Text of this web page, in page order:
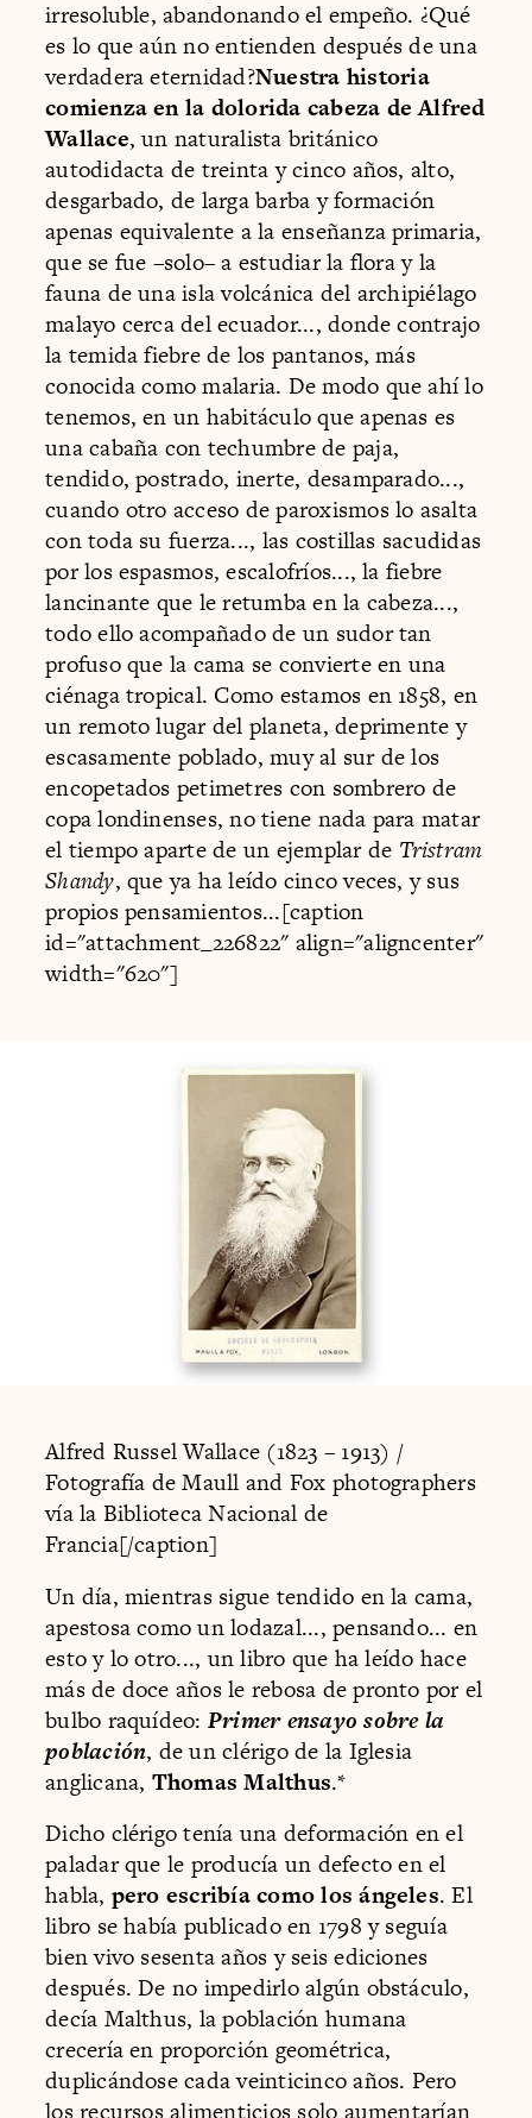
irresoluble, abandonando el empeño. ¿Qué
es lo que aún no entienden después de una
verdadera eternidad?Nuestra historia
comienza en la dolorida cabeza de Alfred
Wallace, un naturalista británico
autodidacta de treinta y cinco años, alto,
desgarbado, de larga barba y formación
apenas equivalente a la enseñanza primaria,
que se fue –solo– a estudiar la flora y la
fauna de una isla volcánica del archipiélago
malayo cerca del ecuador..., donde contrajo
la temida fiebre de los pantanos, más
conocida como malaria. De modo que ahí lo
tenemos, en un habitáculo que apenas es
una cabaña con techumbre de paja,
tendido, postrado, inerte, desamparado...,
cuando otro acceso de paroxismos lo asalta
con toda su fuerza..., las costillas sacudidas
por los espasmos, escalofríos..., la fiebre
lancinante que le retumba en la cabeza...,
todo ello acompañado de un sudor tan
profuso que la cama se convierte en una
ciénaga tropical. Como estamos en 1858, en
un remoto lugar del planeta, deprimente y
escasamente poblado, muy al sur de los
encopetados petimetres con sombrero de
copa londinenses, no tiene nada para matar
el tiempo aparte de un ejemplar de Tristram
Shandy, que ya ha leído cinco veces, y sus
propios pensamientos...[caption
id="attachment_226822" align="aligncenter"
width="620"]
Alfred Russel Wallace (1823 – 1913) /
Fotografía de Maull and Fox photographers
vía la Biblioteca Nacional de
Francia[/caption]
Un día, mientras sigue tendido en la cama,
apestosa como un lodazal..., pensando... en
esto y lo otro..., un libro que ha leído hace
más de doce años le rebosa de pronto por el
bulbo raquídeo: Primer ensayo sobre la
población, de un clérigo de la Iglesia
anglicana, Thomas Malthus.*
Dicho clérigo tenía una deformación en el
paladar que le producía un defecto en el
habla, pero escribía como los ángeles. El
libro se había publicado en 1798 y seguía
bien vivo sesenta años y seis ediciones
después. De no impedirlo algún obstáculo,
decía Malthus, la población humana
crecería en proporción geométrica,
duplicándose cada veinticinco años. Pero